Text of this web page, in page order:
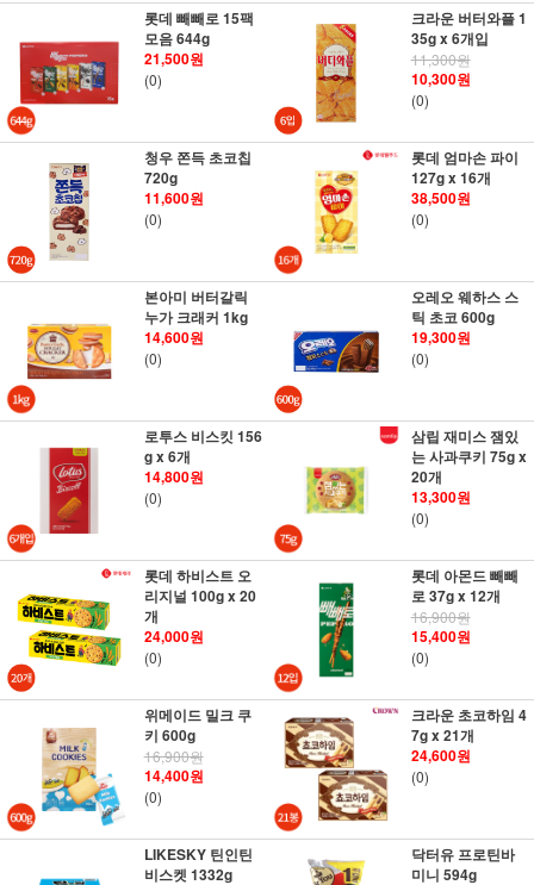
롯데 빼빼로 15팩
모음 644g
21,500원
(0)
크라운 버터와플 1
35g x 6개입
11,300원
10,300원
(0)
청우 쫀득 초코칩
720g
11,600원
(0)
롯데 엄마손 파이
127g x 16개
38,500원
(0)
본아미 버터갈릭
누가 크래커 1kg
14,600원
(0)
오레오 웨하스 스
틱 초코 600g
19,300원
(0)
로투스 비스킷 156
g x 6개
14,800원
(0)
삼립 재미스 잼있
는 사과쿠키 75g x
20개
13,300원
(0)
롯데 하비스트 오
리지널 100g x 20
개
24,000원
(0)
롯데 아몬드 빼빼
로 37g x 12개
16,900원
15,400원
(0)
위메이드 밀크 쿠
키 600g
16,900원
14,400원
(0)
크라운 초코하임 4
7g x 21개
24,600원
(0)
LIKESKY 틴인틴
비스켓 1332g
닥터유 프로틴바
미니 594g